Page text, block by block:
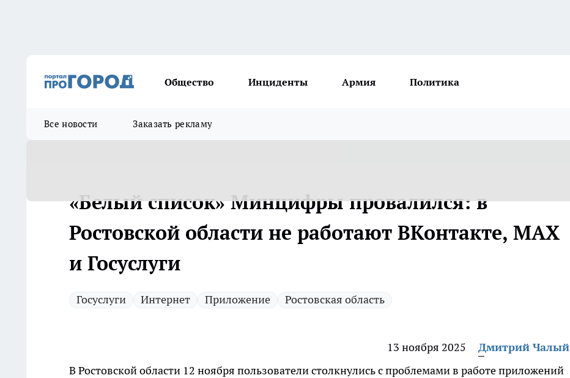
Общество Инциденты Армия Политика
Все новости Заказать рекламу
«Белый список» Минцифры провалился: в
Ростовской области не работают ВКонтакте, MAX
и Госуслуги
Госуслуги Интернет Приложение Ростовская область
13 ноября 2025
Дмитрий Чалый
В Ростовской области 12 ноября пользователи столкнулись с проблемами в работе приложений